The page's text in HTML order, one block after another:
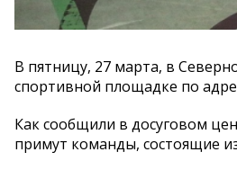
В пятницу, 27 марта, в
спортивной площадке по
Как сообщили в досуговом
примут команды, состоящие